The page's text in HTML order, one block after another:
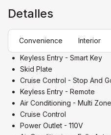
Detalles
Convenience Interior
Keyless Entry - Smart Key
Skid Plate
Cruise Control - Stop And
Keyless Entry - Remote
Air Conditioning - Multi Zone
Cruise Control
Power Outlet - 110V